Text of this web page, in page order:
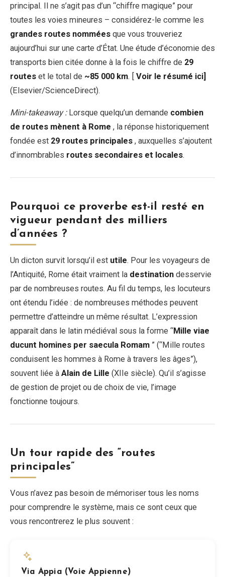
principal. Il ne s’agit pas d’un “chiffre magique” pour
toutes les voies mineures – considérez-le comme les
grandes routes nommées que vous trouveriez
aujourd’hui sur une carte d’État. Une étude d’économie des
transports bien citée donne à la fois le chiffre de 29
routes et le total de ~85 000 km. [ Voir le résumé ici]
(Elsevier/ScienceDirect).
Mini-takeaway :Lorsque quelqu’un demande combien
de routes mènent à Rome , la réponse historiquement
fondée est 29 routes principales , auxquelles s’ajoutent
d’innombrables routes secondaires et locales.
Pourquoi ce proverbe est-il resté en
vigueur pendant des milliers
d’années ?
Un dicton survit lorsqu’il est utile. Pour les voyageurs de
l’Antiquité, Rome était vraiment la destination desservie
par de nombreuses routes. Au fil du temps, les locuteurs
ont étendu l’idée : de nombreuses méthodes peuvent
permettre d’atteindre un même résultat. L’expression
apparaît dans le latin médiéval sous la forme “Mille viae
ducunt homines per saecula Romam ” (“Mille routes
conduisent les hommes à Rome à travers les âges”),
souvent liée à Alain de Lille (XIIe siècle). Qu’il s’agisse
de gestion de projet ou de choix de vie, l’image
fonctionne toujours.
Un tour rapide des “routes
principales”
Vous n’avez pas besoin de mémoriser tous les noms
pour comprendre le système, mais ce sont ceux que
vous rencontrerez le plus souvent :
Via Appia (Voie Appienne)